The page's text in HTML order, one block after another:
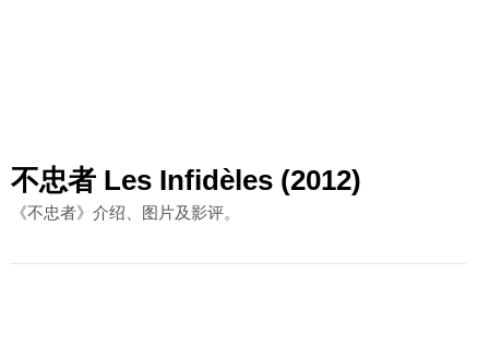
不忠者 Les Infidèles (2012)
《不忠者》介绍、图片及影评。